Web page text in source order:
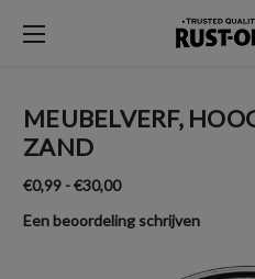
MEUBELVERF,
ZAND
€0,99 - €30,00
Een beoordeling schrijven